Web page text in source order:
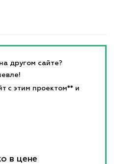
другом сайте?
с этим проектом** и
в цене